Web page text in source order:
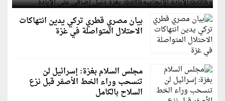
بيان مصري قطري تركي يدين انتهاكات
الاحتلال المتواصلة في غزة
مجلس السلام بغزة: إسرائيل لن
تنسحب وراء الخط الأصفر قبل نزع
السلاح بالكامل